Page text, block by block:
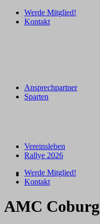
Werde Mitglied!
Kontakt
Ansprechpartner
Sparten
Vereinsleben
Rallye 2026
Werde Mitglied!
Kontakt
AMC Coburg